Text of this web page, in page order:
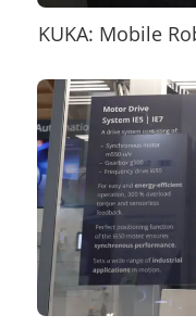
KUKA: Mobile